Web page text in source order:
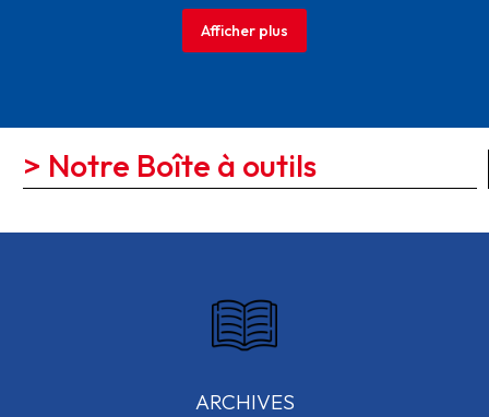
Afficher plus
> Notre Boîte à outils
ARCHIVES